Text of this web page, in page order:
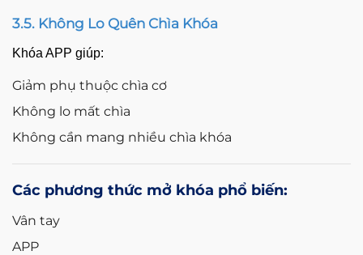
3.5. Không Lo Quên Chìa Khóa
Khóa APP giúp:
Giảm phụ thuộc chìa cơ
Không lo mất chìa
Không cần mang nhiều chìa khóa
Các phương thức mở khóa phổ biến:
Vân tay
APP